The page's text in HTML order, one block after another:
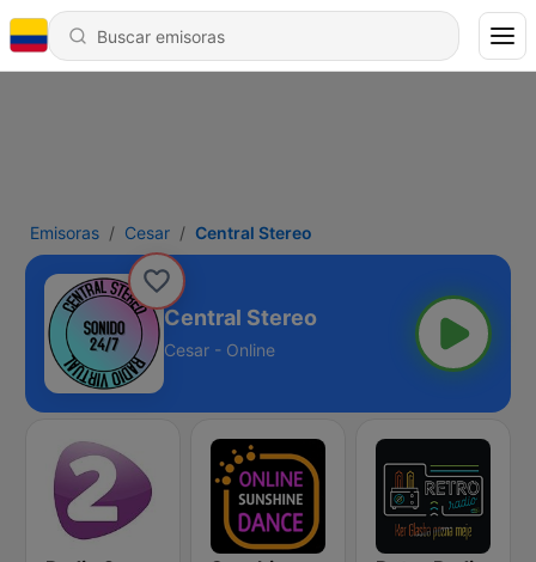
Emisoras Cesar Central Stereo
Central Stereo
Cesar - Online